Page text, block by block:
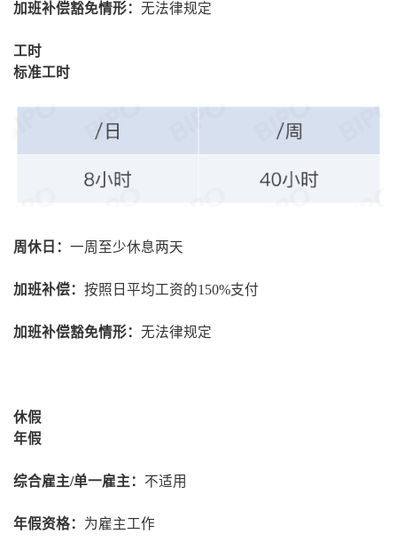
加班补偿豁免情形： 无法律规定
工时
标准工时
周休日： 一周至少休息两天
加班补偿： 按照日平均工资的150%支付
加班补偿豁免情形： 无法律规定
休假
年假
综合雇主/单一雇主： 不适用
年假资格： 为雇主工作